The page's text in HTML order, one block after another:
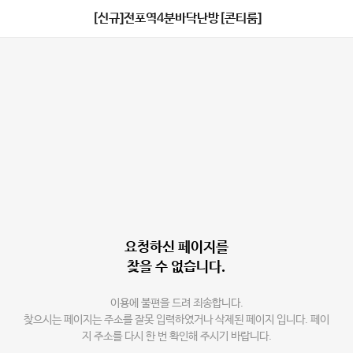
[신규]전포역4분바닥난방[콘티룸]
요청하신 페이지를
찾을 수 없습니다.
이용에 불편을 드려 죄송합니다.
찾으시는 페이지는 주소를 잘못 입력하였거나 삭제된 페이지 입니다. 페이
지 주소를 다시 한 번 확인해 주시기 바랍니다.